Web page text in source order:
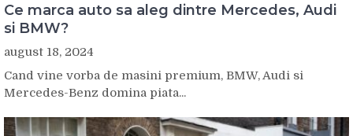
Ce marca auto sa aleg dintre Mercedes, Audi
si BMW?
august 18, 2024
Cand vine vorba de masini premium, BMW, Audi si
Mercedes-Benz domina piata...